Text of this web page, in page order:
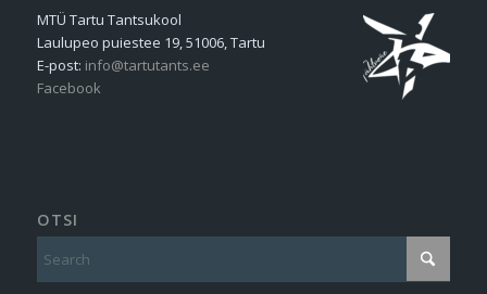
MTÜ Tartu Tantsukool
Laulupeo puiestee 19, 51006, Tartu
E-post: info@tartutants.ee
Facebook
OTSI